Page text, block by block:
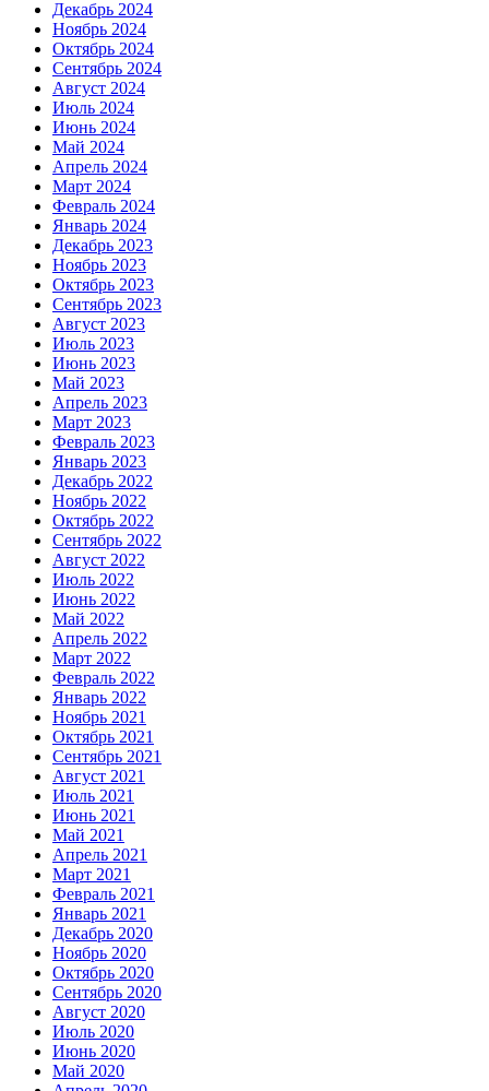
Декабрь 2024
Ноябрь 2024
Октябрь 2024
Сентябрь 2024
Август 2024
Июль 2024
Июнь 2024
Май 2024
Апрель 2024
Март 2024
Февраль 2024
Январь 2024
Декабрь 2023
Ноябрь 2023
Октябрь 2023
Сентябрь 2023
Август 2023
Июль 2023
Июнь 2023
Май 2023
Апрель 2023
Март 2023
Февраль 2023
Январь 2023
Декабрь 2022
Ноябрь 2022
Октябрь 2022
Сентябрь 2022
Август 2022
Июль 2022
Июнь 2022
Май 2022
Апрель 2022
Март 2022
Февраль 2022
Январь 2022
Ноябрь 2021
Октябрь 2021
Сентябрь 2021
Август 2021
Июль 2021
Июнь 2021
Май 2021
Апрель 2021
Март 2021
Февраль 2021
Январь 2021
Декабрь 2020
Ноябрь 2020
Октябрь 2020
Сентябрь 2020
Август 2020
Июль 2020
Июнь 2020
Май 2020